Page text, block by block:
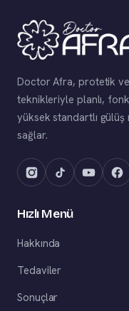
Doctor Afra, protetik
teknikleriyle planlı,
yüksek standartlı
sağlar.
Hızlı Menü
Hakkında
Tedaviler
Sonuçlar